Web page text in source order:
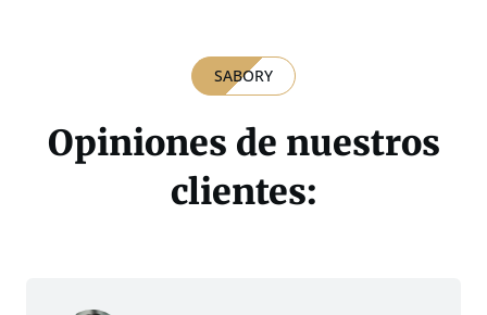
SABORY
Opiniones de nuestros
clientes: